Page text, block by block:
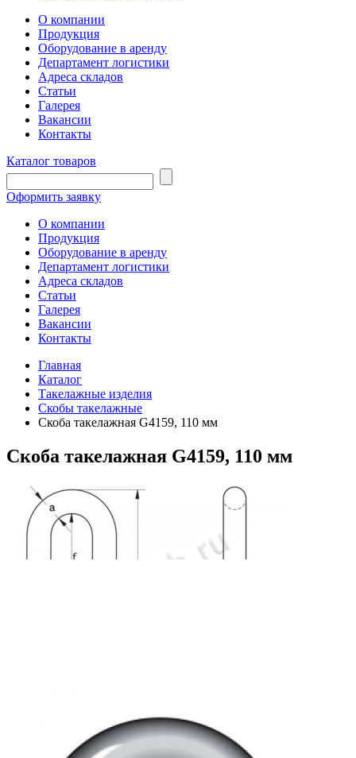
О компании
Продукция
Оборудование в аренду
Департамент логистики
Адреса складов
Статьи
Галерея
Вакансии
Контакты
Каталог товаров
Оформить заявку
О компании
Продукция
Оборудование в аренду
Департамент логистики
Адреса складов
Статьи
Галерея
Вакансии
Контакты
Главная
Каталог
Такелажные изделия
Скобы такелажные
Скоба такелажная G4159, 110 мм
Скоба такелажная G4159, 110 мм